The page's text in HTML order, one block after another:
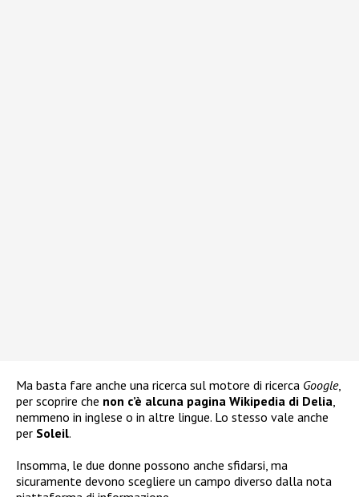
Ma basta fare anche una ricerca sul motore di ricerca Google,
per scoprire che non c’è alcuna pagina Wikipedia di Delia
nemmeno in inglese o in altre lingue. Lo stesso vale anche
per Soleil.
Insomma, le due donne possono anche sfidarsi, ma
sicuramente devono scegliere un campo diverso dalla nota